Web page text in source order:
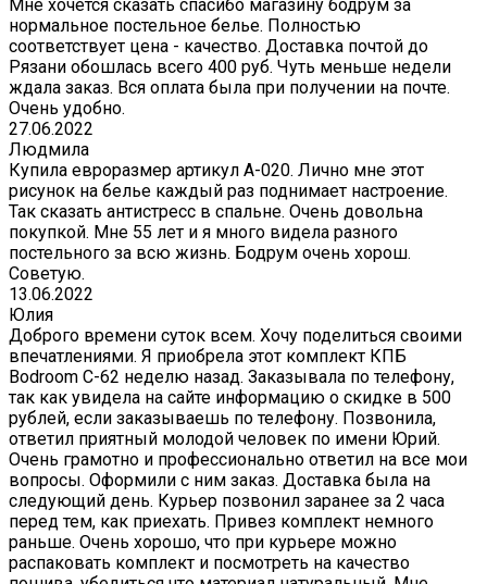
Мне хочется сказать спасибо магазину бодрум за
нормальное постельное белье. Полностью
соответствует цена - качество. Доставка почтой до
Рязани обошлась всего 400 руб. Чуть меньше недели
ждала заказ. Вся оплата была при получении на почте.
Очень удобно.
27.06.2022
Людмила
Купила евроразмер артикул А-020. Лично мне этот
рисунок на белье каждый раз поднимает настроение.
Так сказать антистресс в спальне. Очень довольна
покупкой. Мне 55 лет и я много видела разного
постельного за всю жизнь. Бодрум очень хорош.
Советую.
13.06.2022
Юлия
Доброго времени суток всем. Хочу поделиться своими
впечатлениями. Я приобрела этот комплект КПБ
Bodroom C-62 неделю назад. Заказывала по телефону,
так как увидела на сайте информацию о скидке в 500
рублей, если заказываешь по телефону. Позвонила,
ответил приятный молодой человек по имени Юрий.
Очень грамотно и профессионально ответил на все мои
вопросы. Оформили с ним заказ. Доставка была на
следующий день. Курьер позвонил заранее за 2 часа
перед тем, как приехать. Привез комплект немного
раньше. Очень хорошо, что при курьере можно
распаковать комплект и посмотреть на качество